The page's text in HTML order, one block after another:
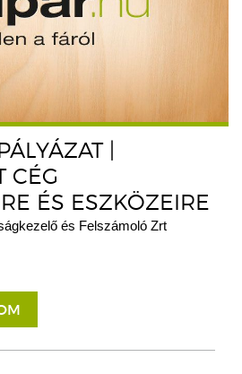
|
CÉG
ÉS ESZKÖZEIRE
és Felszámoló Zrt